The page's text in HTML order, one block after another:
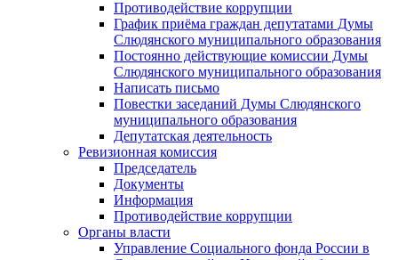
Противодействие коррупции
График приёма граждан депутатами Думы
Слюдянского муниципального образования
Постоянно действующие комиссии Думы
Слюдянского муниципального образования
Написать письмо
Повестки заседаний Думы Слюдянского
муниципального образования
Депутатская деятельность
Ревизионная комиссия
Председатель
Документы
Информация
Противодействие коррупции
Органы власти
Управление Социального фонда России в